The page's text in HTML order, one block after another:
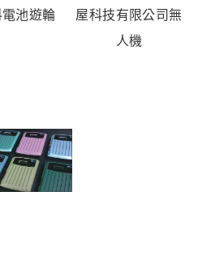
池遊輪
屋科技有限公司無
人機